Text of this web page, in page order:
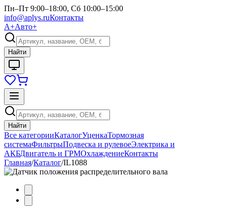
Пн–Пт 9:00–18:00, Сб 10:00–15:00
info@aplys.ruКонтакты
А+Авто+
Найти
Найти
Все категорииКаталогУценкаТормозная
системаФильтрыПодвеска и рулевоеЭлектрика и
АКБДвигатель и ГРМОхлаждениеКонтакты
Главная/Каталог/IL1088